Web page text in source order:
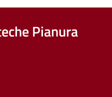
Pianura